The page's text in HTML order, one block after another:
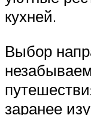
кухней.
Выбор
заранее